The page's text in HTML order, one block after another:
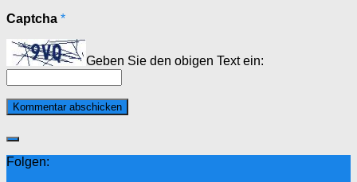
Captcha *
Geben Sie den obigen Text ein:
Folgen: